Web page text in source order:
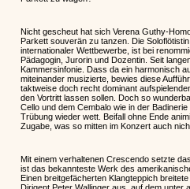
Nicht gescheut hat sich Verena Guthy-
Parkett souverän zu tanzen. Die
internationaler Wettbewerbe, ist bei
Pädagogin, Jurorin und Dozentin. Seit
Kammersinfonie. Dass da ein harmonisch
miteinander musizierte, bewies diese
taktweise doch recht dominant
den Vortritt lassen sollen. Doch so
Cello und dem Cembalo wie in der
Trübung wieder wett. Beifall ohne Ende
Zugabe, was so mitten im Konzert auch
Mit einem verhaltenen Crescendo setzte
ist das bekannteste Werk des
Einen breitgefächerten Klangteppich